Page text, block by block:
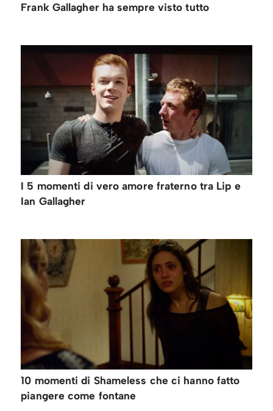
Frank Gallagher ha sempre visto tutto
I 5 momenti di vero amore fraterno tra Lip e
Ian Gallagher
10 momenti di Shameless che ci hanno fatto
piangere come fontane